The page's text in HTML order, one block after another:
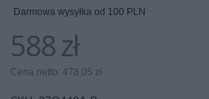
Darmowa wysyłka od 100 PLN
588 zł
Cena netto: 478,05 zł